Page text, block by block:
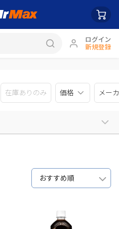
ログイン
新規登録
在庫ありのみ 価格 メー
おすすめ順